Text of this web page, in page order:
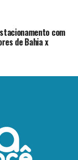
com
de Bahia x